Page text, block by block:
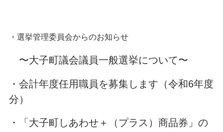
・選挙管理委員会からのお知らせ
〜大子町議会議員一般選挙について〜
・会計年度任用職員を募集します（令和6年度
分）
・「大子町しあわせ＋（プラス）商品券」の